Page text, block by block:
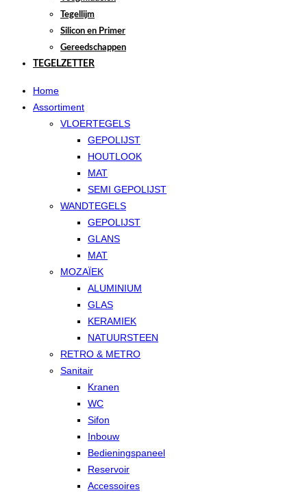
Tegellijm
Silicon en Primer
Gereedschappen
TEGELZETTER
Home
Assortiment
VLOERTEGELS
GEPOLIJST
HOUTLOOK
MAT
SEMI GEPOLIJST
WANDTEGELS
GEPOLIJST
GLANS
MAT
MOZAÏEK
ALUMINIUM
GLAS
KERAMIEK
NATUURSTEEN
RETRO & METRO
Sanitair
Kranen
WC
Sifon
Inbouw
Bedieningspaneel
Reservoir
Accessoires